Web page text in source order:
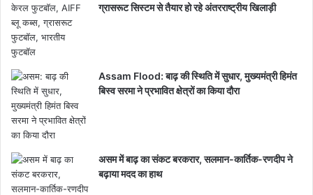
ग्रासरूट सिस्टम से तैयार हो रहे अंतरराष्ट्रीय खिलाड़ी
Assam Flood: बाढ़ की स्थिति में सुधार, मुख्यमंत्री हिमंत
बिस्व सरमा ने प्रभावित क्षेत्रों का किया दौरा
असम में बाढ़ का संकट बरकरार, सलमान-कार्तिक-रणदीप ने
बढ़ाया मदद का हाथ